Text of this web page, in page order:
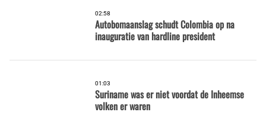
02:58
Autobomaanslag schudt Colombia op na
inauguratie van hardline president
01:03
Suriname was er niet voordat de Inheemse
volken er waren